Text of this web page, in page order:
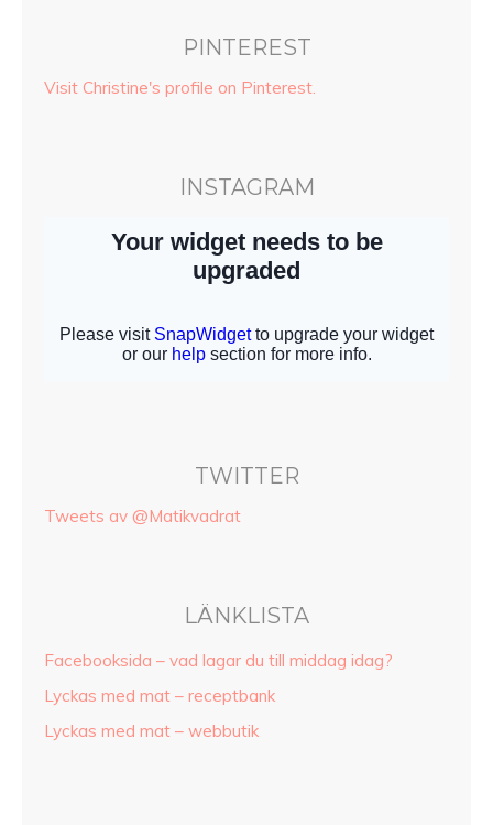
PINTEREST
Visit Christine's profile on Pinterest.
INSTAGRAM
TWITTER
Tweets av @Matikvadrat
LÄNKLISTA
Facebooksida – vad lagar du till middag idag?
Lyckas med mat – receptbank
Lyckas med mat – webbutik